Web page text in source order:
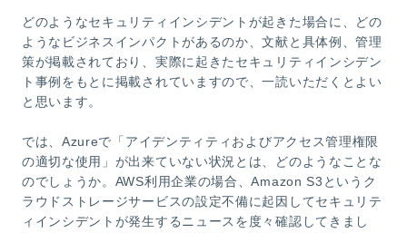
どのようなセキュリティインシデントが起きた場合に、どの
ようなビジネスインパクトがあるのか、文献と具体例、管理
策が掲載されており、実際に起きたセキュリティインシデン
ト事例をもとに掲載されていますので、一読いただくとよい
と思います。
では、Azureで「アイデンティティおよびアクセス管理権限
の適切な使用」が出来ていない状況とは、どのようなことな
のでしょうか。AWS利用企業の場合、Amazon S3というク
ラウドストレージサービスの設定不備に起因してセキュリテ
ィインシデントが発生するニュースを度々確認してきまし